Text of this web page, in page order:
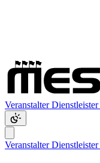
VeranstalterDienstleister
VeranstalterDienstleister